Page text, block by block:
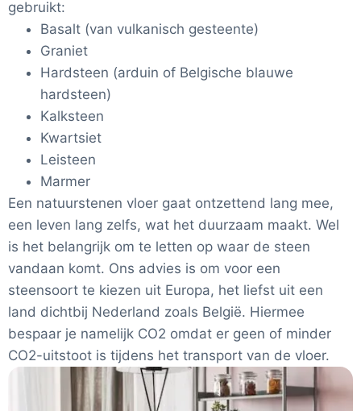
gebruikt:
Basalt (van vulkanisch gesteente)
Graniet
Hardsteen (arduin of Belgische blauwe
hardsteen)
Kalksteen
Kwartsiet
Leisteen
Marmer
Een natuurstenen vloer gaat ontzettend lang mee,
een leven lang zelfs, wat het duurzaam maakt. Wel
is het belangrijk om te letten op waar de steen
vandaan komt. Ons advies is om voor een
steensoort te kiezen uit Europa, het liefst uit een
land dichtbij Nederland zoals België. Hiermee
bespaar je namelijk CO2 omdat er geen of minder
CO2-uitstoot is tijdens het transport van de vloer.